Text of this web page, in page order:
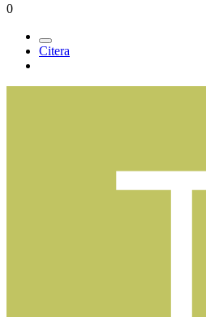
0
Citera